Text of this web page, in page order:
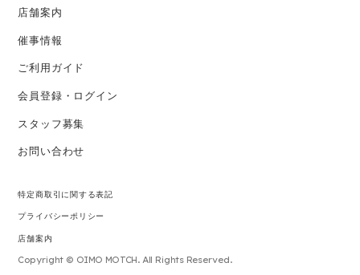
店舗案内
催事情報
ご利用ガイド
会員登録・ログイン
スタッフ募集
お問い合わせ
特定商取引に関する表記
プライバシーポリシー
店舗案内
Copyright © OIMO MOTCH. All Rights Reserved.